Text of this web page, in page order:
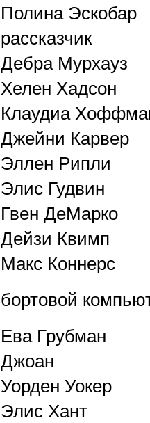
Полина Эскобар
рассказчик
Дебра Мурхауз
Хелен Хадсон
Клаудиа
Джейни Карвер
Эллен Рипли
Элис Гудвин
Гвен ДеМарко
Дейзи Квимп
Макс Коннерс
бортовой
Ева Грубман
Джоан
Уорден Уокер
Элис Хант